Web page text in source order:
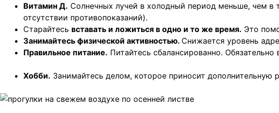
Витамин Д. Солнечных лучей в холодный период меньше, чем
отсутствии противопоказаний).
Старайтесь вставать и ложиться в одно и то же время. Это
Занимайтесь физической активностью. Снижается уровень
Правильное питание. Питайтесь сбалансированно.
Хобби. Занимайтесь делом, которое приносит дополнительную